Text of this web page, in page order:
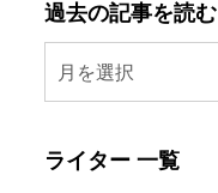
過去の記事を読む
月を選択
ライター 一覧